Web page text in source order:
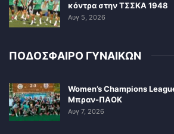
κόντρα στην ΤΣΣΚΑ 1948
Αυγ 5, 2026
ΠΟΔΟΣΦΑΙΡΟ ΓΥΝΑΙΚΩΝ
Women’s Champions
Μπραν-ΠΑΟΚ
Αυγ 7, 2026